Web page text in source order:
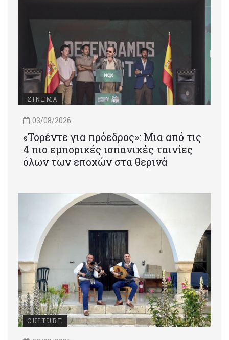
ΣΙΝΕΜΑ
03/08/2026
«Τορέντε για πρόεδρος»: Mια από τις
4 πιο εμπορικές ισπανικές ταινίες
όλων των εποχών στα θερινά
CULTURE